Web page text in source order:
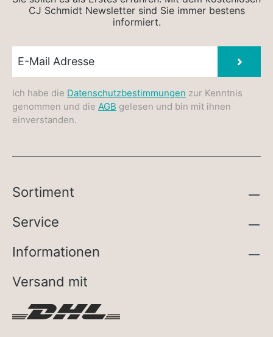
CJ Schmidt Newsletter sind Sie immer bestens
informiert.
Ich habe die Datenschutzbestimmungen zur Kenntnis
genommen und die AGB gelesen und bin mit ihnen
einverstanden.
Sortiment
Service
Informationen
Versand mit